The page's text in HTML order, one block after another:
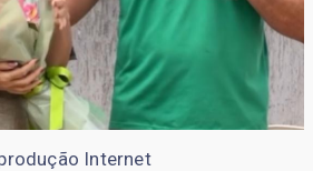
Internet